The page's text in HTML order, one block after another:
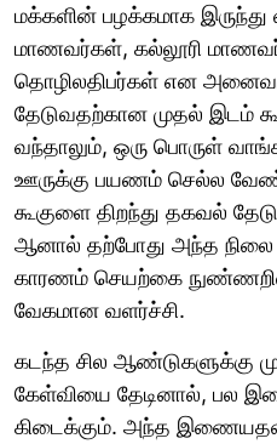
மக்களின் பழக்கமாக இருந்து
மாணவர்கள், கல்லூரி
தொழிலதிபர்கள் என
தேடுவதற்கான முதல் இடம்
வந்தாலும், ஒரு பொருள்
ஊருக்கு பயணம் செல்ல
கூகுளை திறந்து தகவல்
ஆனால் தற்போது அந்த நிலை
காரணம் செயற்கை
வேகமான வளர்ச்சி.
கடந்த சில ஆண்டுகளுக்கு
கேள்வியை தேடினால், பல
கிடைக்கும். அந்த